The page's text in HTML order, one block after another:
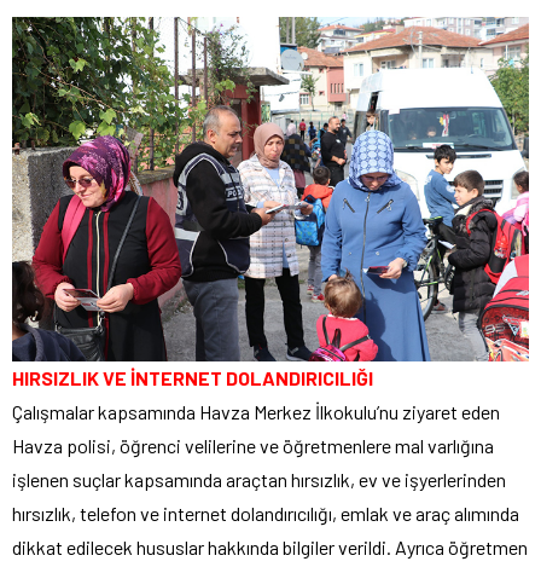
HIRSIZLIK VE İNTERNET DOLANDIRICILIĞI
Çalışmalar kapsamında Havza Merkez İlkokulu’nu ziyaret eden
Havza polisi, öğrenci velilerine ve öğretmenlere mal varlığına
işlenen suçlar kapsamında araçtan hırsızlık, ev ve işyerlerinden
hırsızlık, telefon ve internet dolandırıcılığı, emlak ve araç alımında
dikkat edilecek hususlar hakkında bilgiler verildi. Ayrıca öğretmen